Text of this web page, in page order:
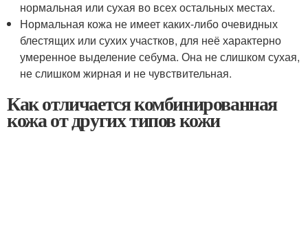
нормальная или сухая во всех остальных местах.
Нормальная кожа не имеет каких-либо очевидных
блестящих или сухих участков, для неё характерно
умеренное выделение себума. Она не слишком сухая,
не слишком жирная и не чувствительная.
Как отличается комбинированная
кожа от других типов кожи